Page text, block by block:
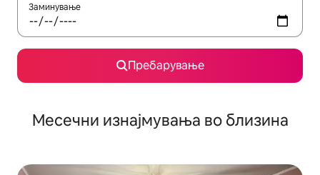
Заминување
Пребарување
Месечни изнајмувања во близина